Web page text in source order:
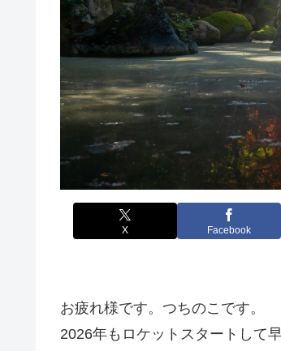
X Facebook
お疲れ様です。つちのこです。
2026年もロケットスタートして